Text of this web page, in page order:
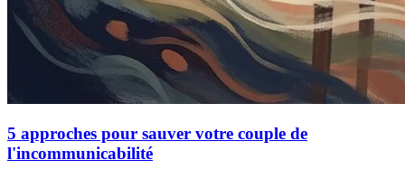
5 approches pour sauver votre couple de
l'incommunicabilité